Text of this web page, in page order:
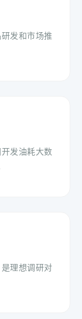
发和市场推
发油耗大数
理想调研对